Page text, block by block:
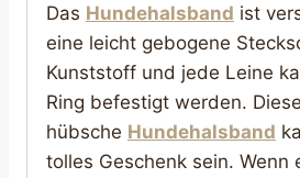
Das Hundehalsband ist
eine leicht gebogene
Kunststoff und jede Leine
Ring befestigt werden.
hübsche Hundehalsband
tolles Geschenk sein. Wenn